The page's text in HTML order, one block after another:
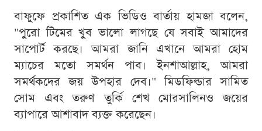
বাফুফে প্রকাশিত এক ভিডিও বার্তায় হামজা বলেন,
"পুরো টিমের খুব ভালো লাগছে যে সবাই আমাদের
সাপোর্ট করছে। আমরা জানি এখানে আমরা হোম
ম্যাচের মতো সমর্থন পাব। ইনশাআল্লাহ, আমরা
সমর্থকদের জয় উপহার দেব।" মিডফিল্ডার সামিত
সোম এবং তরুণ তুর্কি শেখ মোরসালিনও জয়ের
ব্যাপারে আশাবাদ ব্যক্ত করেছেন।